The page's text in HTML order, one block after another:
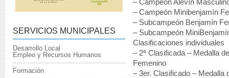
– Campeón Alevín
– Campeón Minibenjamín
– Subcampeón Benjamín
– Subcampeón
Clasificaciones individuales
– 2ª Clasificada – Medalla
Femenino
– 3er. Clasificado – Medalla
SERVICIOS MUNICIPALES
Desarrollo Local
Empleo y Recursos Humanos
Formación